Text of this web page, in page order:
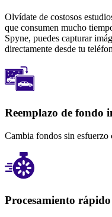
Olvídate de costosos
que consumen mucho
Spyne, puedes capturar
directamente desde tu
Reemplazo de fondo
Cambia fondos sin
Procesamiento rápido